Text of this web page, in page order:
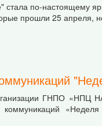
стала по-настоящему
прошли 25 апреля,
ГНПО «НПЦ
коммуникаций